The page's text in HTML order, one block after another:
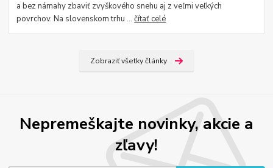
a bez námahy zbaviť zvyškového snehu aj z veľmi veľkých
povrchov. Na slovenskom trhu ...čítať celé
Zobraziť všetky články
Nepremeškajte novinky, akcie a
zľavy!